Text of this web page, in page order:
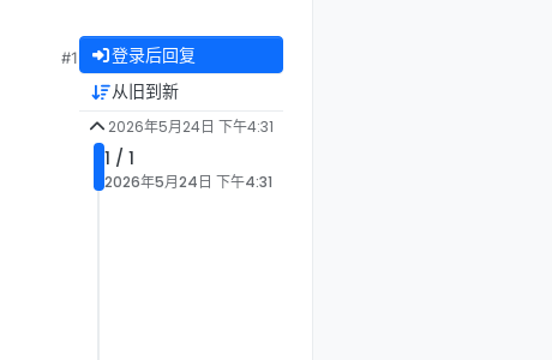
#1 登录后回复
从旧到新
2026年5月24日 下午4:31
1 / 1
2026年5月24日 下午4:31